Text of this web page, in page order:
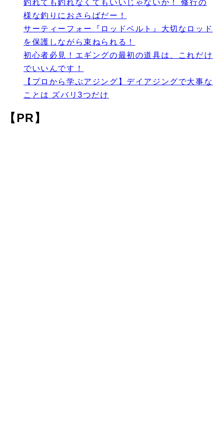
釣れても釣れなくてもいいじゃないか！ 修行の
様な釣りにおさらばだー！
サーティーフォー『ロッドベルト』大切なロッド
を保護しながら束ねられる！
初心者必見！エギングの最初の道具は、これだけ
でいいんです！
【プロから学ぶアジング】デイアジングで大事な
ことは ズバリ3つだけ
【PR】